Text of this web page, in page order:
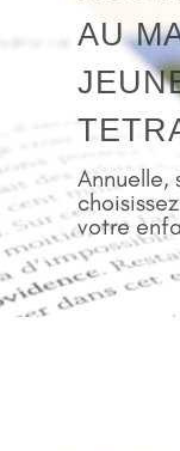
AU
Annuelle,
votre